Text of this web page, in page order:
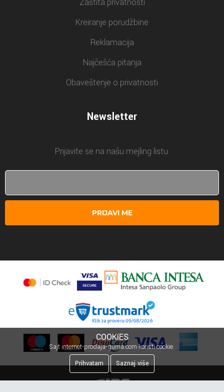
Zaštita privatnosti
Kreiranje porudžbine
Reklamacija
Najčešća pitanja
Obaveštenje o privatnosti
Newsletter
Prijavite se na našu mejling listu.
PRIJAVI ME
COOKIES
Sajt internet-prodaja-guma.com koristi cookie.
Prihvatam
Saznaj više